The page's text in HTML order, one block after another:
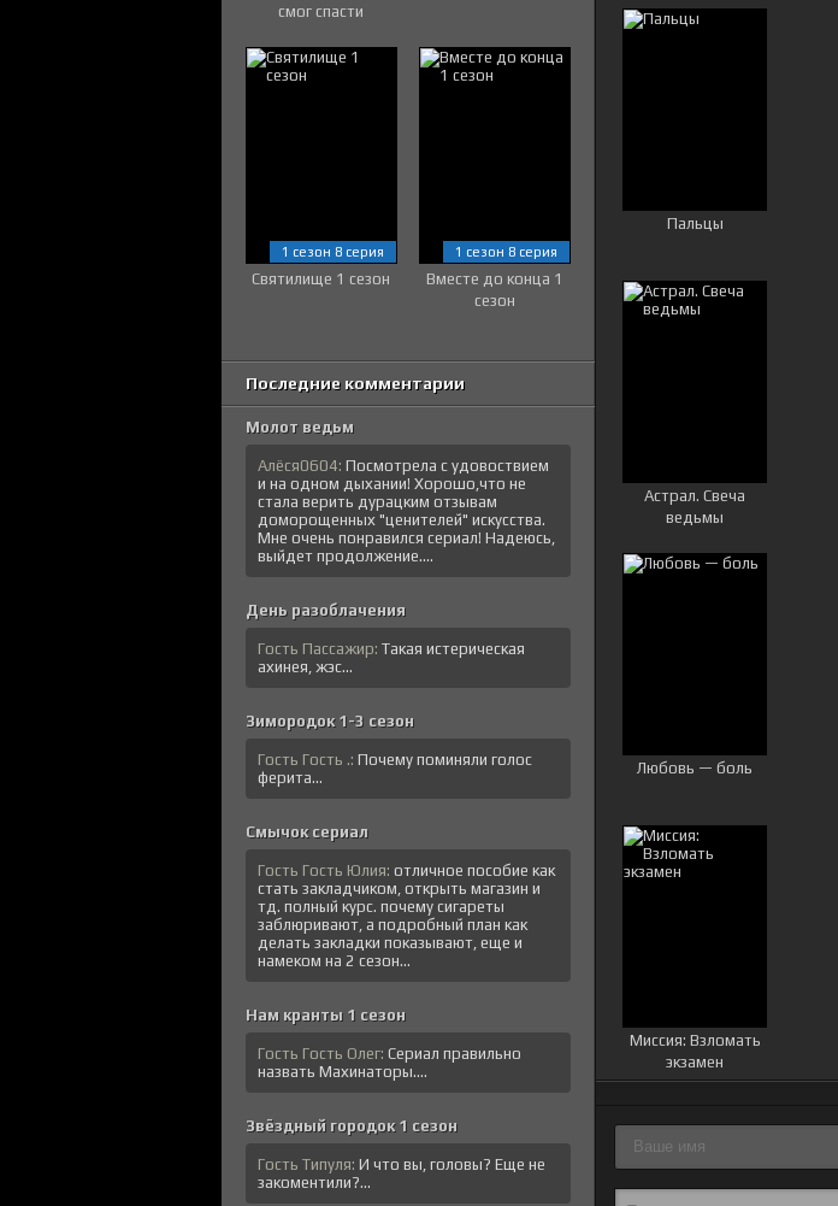
Пальцы
Астрал. Свеча
ведьмы
Любовь — боль
Миссия: Взломать
экзамен
смог спасти
Святилище 1 сезон
1 сезон 8 серия
Вместе до конца 1
сезон
1 сезон 8 серия
Последние комментарии
Молот ведьм
Алёся0604: Посмотрела с удовоствием
и на одном дыхании! Хорошо,что не
стала верить дурацким отзывам
доморощенных "ценителей" искусства.
Мне очень понравился сериал! Надеюсь,
выйдет продолжение....
День разоблачения
Гость Пассажир: Такая истерическая
ахинея, жэс...
Зимородок 1-3 сезон
Гость Гость .: Почему поминяли голос
ферита...
Смычок сериал
Гость Гость Юлия: отличное пособие как
стать закладчиком, открыть магазин и
тд. полный курс. почему сигареты
заблюривают, а подробный план как
делать закладки показывают, еще и
намеком на 2 сезон...
Нам кранты 1 сезон
Гость Гость Олег: Сериал правильно
назвать Махинаторы....
Звёздный городок 1 сезон
Гость Типуля: И что вы, головы? Еще не
закоментили?...